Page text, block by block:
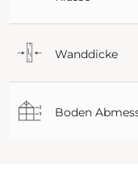
Wanddicke
Boden